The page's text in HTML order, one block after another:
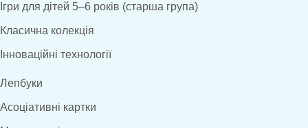
Ігри для дітей 5–6 років (старша група)
Класична колекція
Інноваційні технології
Лепбуки
Асоціативні картки